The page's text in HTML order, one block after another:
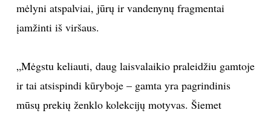
MENAS
ĮDOMYBĖS
mėlyni atspalviai, jūrų ir vandenynų fragmentai
įamžinti iš viršaus.
„Mėgstu keliauti, daug laisvalaikio praleidžiu gamtoje
ir tai atsispindi kūryboje – gamta yra pagrindinis
mūsų prekių ženklo kolekcijų motyvas. Šiemet